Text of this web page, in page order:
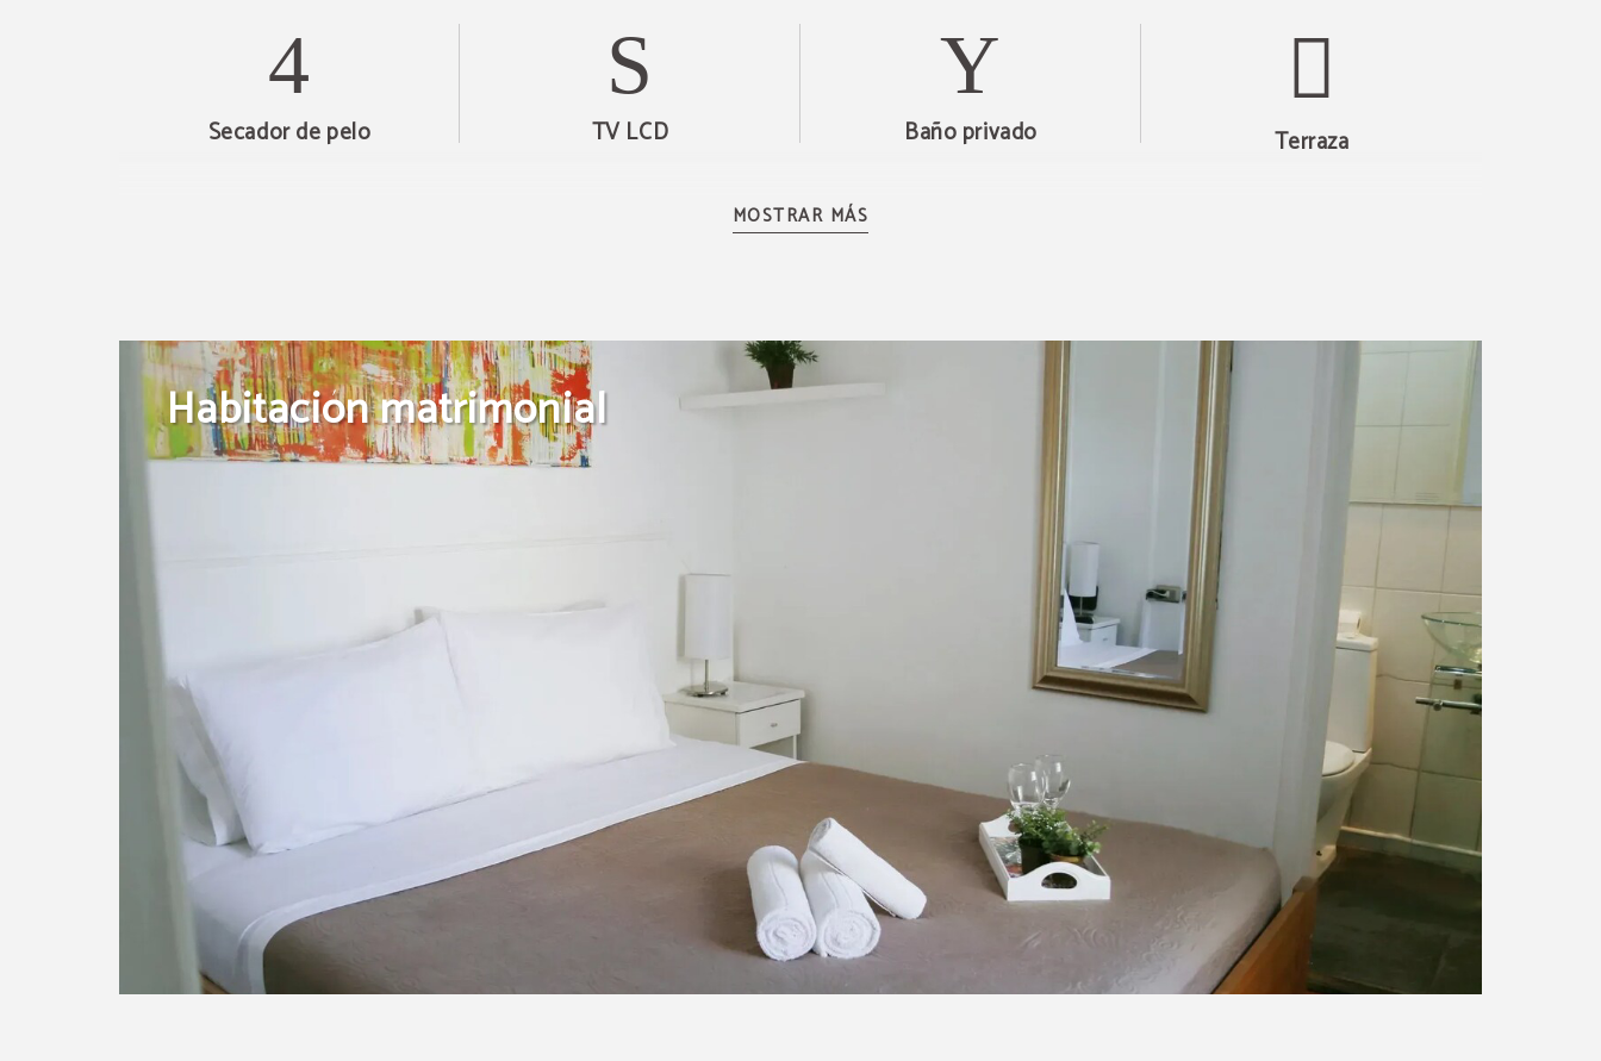
Secador de pelo TV LCD Baño privado Terraza
MOSTRAR MÁS
Habitación matrimonial